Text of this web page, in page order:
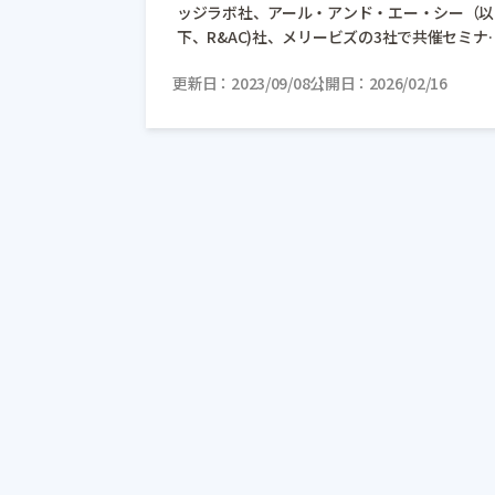
ッジラボ社、アール・アンド・エー・シー（以
下、R&AC)社、メリービズの3社で共催セミナ
理」の最適解とは。”と題して […]
更新日 2023/09/08公開日 2026/02/16